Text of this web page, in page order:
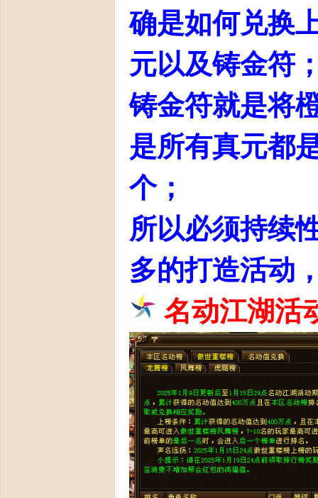
确是如何兑换
元以及铸金符
铸金符就是将
是所有真元都
个；
所以必须持续
多的打造活动
名动江湖活